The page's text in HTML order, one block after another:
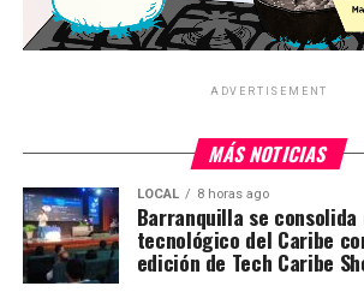
ADVERTISEMENT
MÁS NOTICIAS
LOCAL 8 horas ago
Barranquilla se
tecnológico del Caribe
edición de Tech Caribe